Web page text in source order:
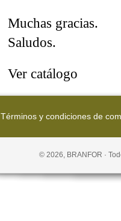
Muchas gracias.
Saludos.
Ver catálogo
Términos y condiciones de
© 2026, BRANFOR ·